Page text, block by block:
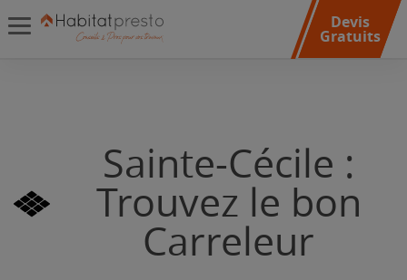
Devis
Gratuits
Sainte-Cécile :
Trouvez le bon
Carreleur